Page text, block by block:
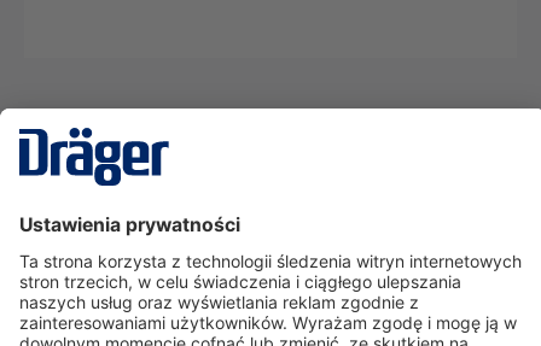
Serwisowa linia hotline
O nas